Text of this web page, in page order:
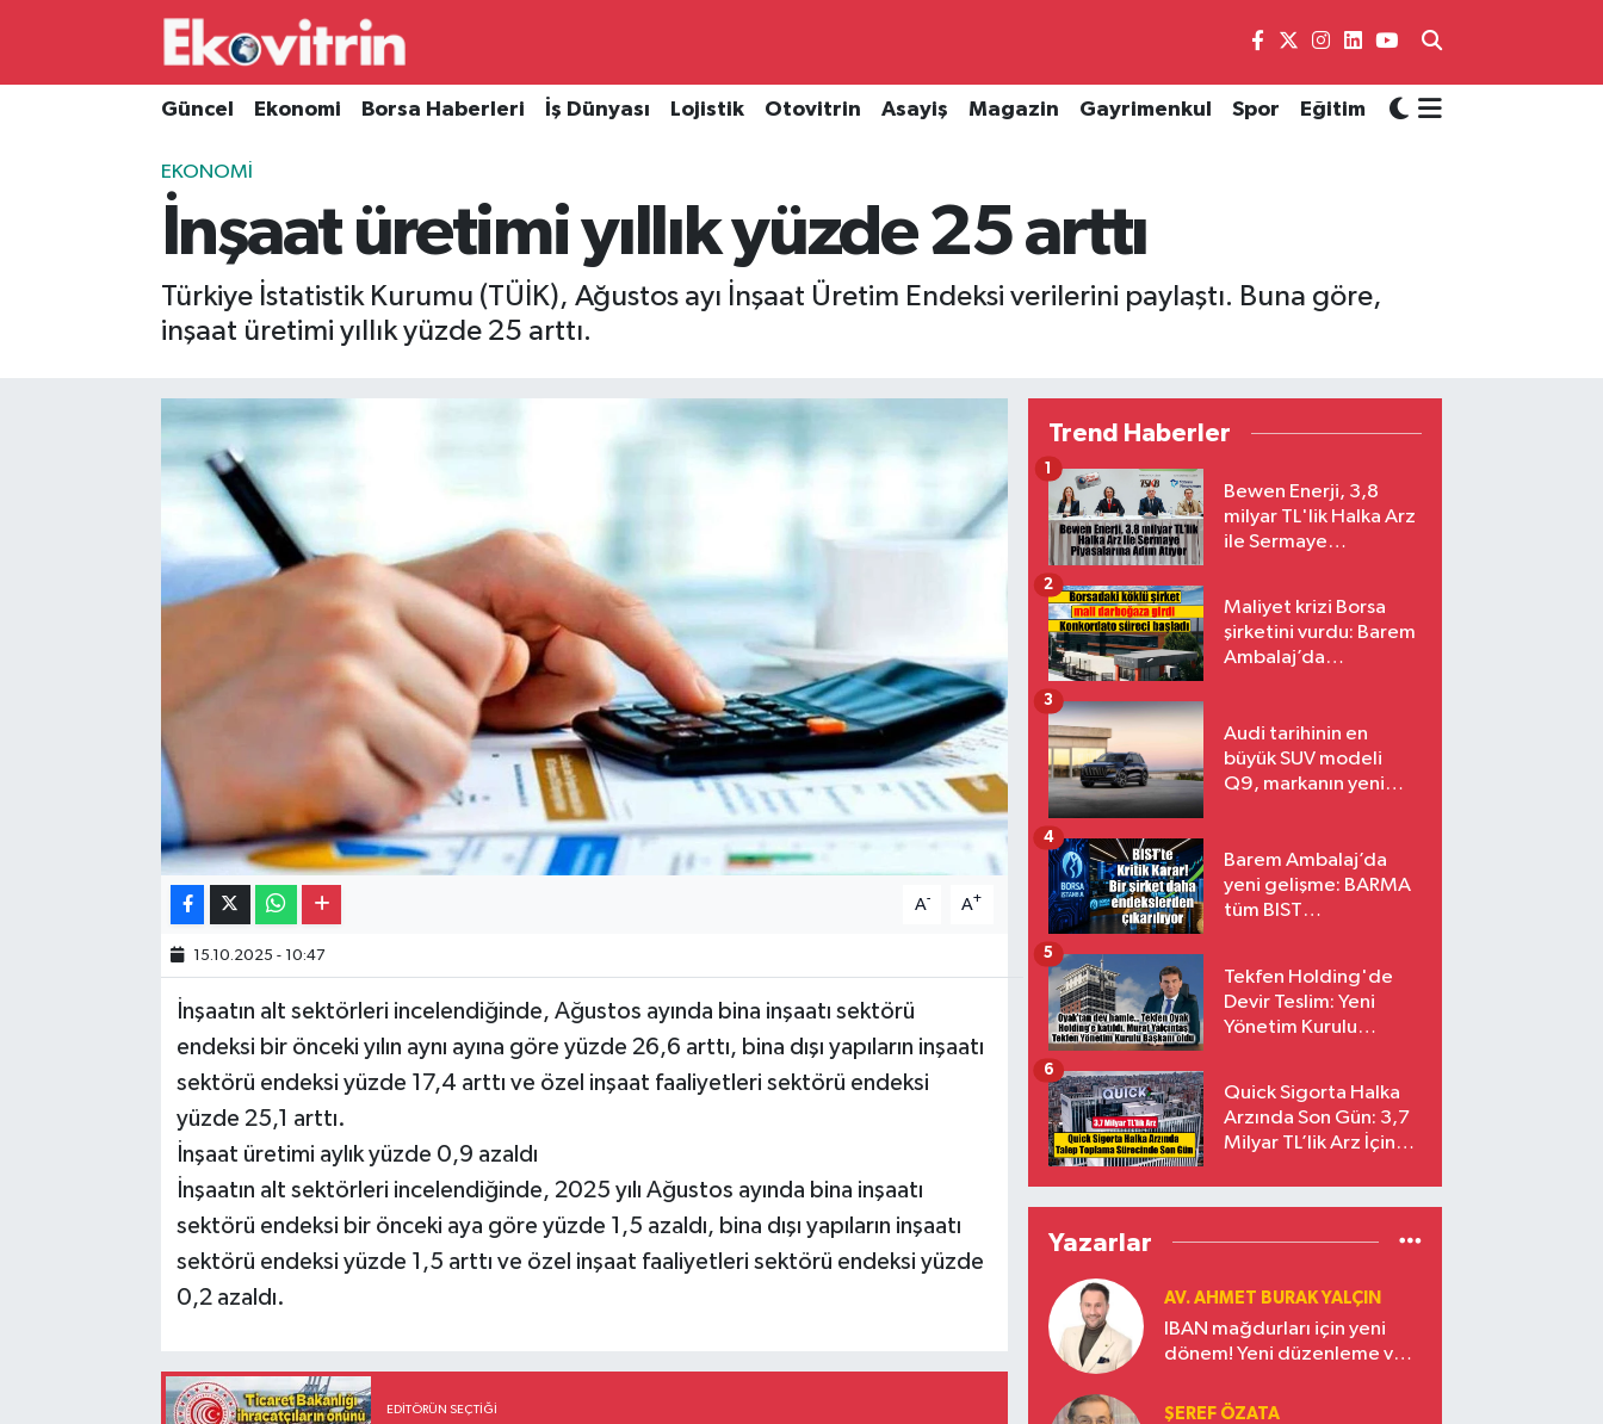
Güncel Ekonomi Borsa Haberleri İş Dünyası Lojistik Otovitrin Asayiş Magazin Gayrimenkul Spor Eğitim
EKONOMI
İnşaat üretimi yıllık yüzde 25 arttı
Türkiye İstatistik Kurumu (TÜİK), Ağustos ayı İnşaat Üretim Endeksi verilerini paylaştı. Buna göre,
inşaat üretimi yıllık yüzde 25 arttı.
A- A+
15.10.2025 - 10:47
İnşaatın alt sektörleri incelendiğinde, Ağustos ayında bina inşaatı sektörü
endeksi bir önceki yılın aynı ayına göre yüzde 26,6 arttı, bina dışı yapıların inşaatı
sektörü endeksi yüzde 17,4 arttı ve özel inşaat faaliyetleri sektörü endeksi
yüzde 25,1 arttı.
İnşaat üretimi aylık yüzde 0,9 azaldı
İnşaatın alt sektörleri incelendiğinde, 2025 yılı Ağustos ayında bina inşaatı
sektörü endeksi bir önceki aya göre yüzde 1,5 azaldı, bina dışı yapıların inşaatı
sektörü endeksi yüzde 1,5 arttı ve özel inşaat faaliyetleri sektörü endeksi yüzde
0,2 azaldı.
EDITÖRÜN SEÇTIĞI
Trend Haberler
Bewen Enerji, 3,8
milyar TL'lik Halka Arz
ile Sermaye
1
Maliyet krizi Borsa
şirketini vurdu: Barem
Ambalaj’da
2
Audi tarihinin en
büyük SUV modeli
Q9, markanın yeni
3
Barem Ambalaj’da
yeni gelişme: BARMA
tüm BIST
4
Tekfen Holding'de
Devir Teslim: Yeni
Yönetim Kurulu
5
Quick Sigorta Halka
Arzında Son Gün: 3,7
Milyar TL’lik Arz İçin
Eriyor
6
Yazarlar
AV. AHMET BURAK YALÇIN
IBAN mağdurları için yeni
dönem! Yeni düzenleme ve
ŞEREF ÖZATA
Güncel
Borsa Haberleri
Gayrimenkul
Hava Durumu
Süper Lig Puan Durumu ve Fikstür
Son Dakika Haberleri
Haber Arşivi